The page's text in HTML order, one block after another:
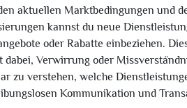
aktuellen Marktbedingungen und
kannst du neue
oder Rabatte einbeziehen.
dabei, Verwirrung oder
zu verstehen, welche
Kommunikation und